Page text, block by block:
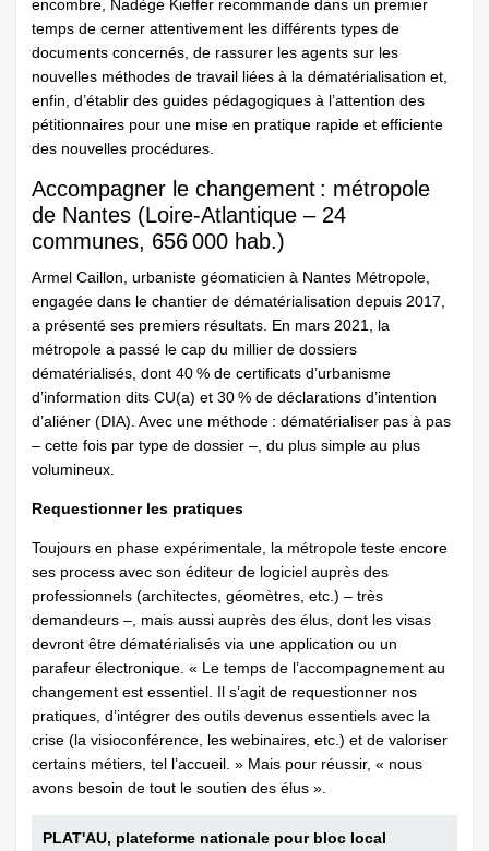
encombre, Nadège Kieffer recommande dans un premier
temps de cerner attentivement les différents types de
documents concernés, de rassurer les agents sur les
nouvelles méthodes de travail liées à la dématérialisation et,
enfin, d’établir des guides pédagogiques à l’attention des
pétitionnaires pour une mise en pratique rapide et efficiente
des nouvelles procédures.
Accompagner le changement : métropole
de Nantes (Loire-Atlantique – 24
communes, 656 000 hab.)
Armel Caillon, urbaniste géomaticien à Nantes Métropole,
engagée dans le chantier de dématérialisation depuis 2017,
a présenté ses premiers résultats. En mars 2021, la
métropole a passé le cap du millier de dossiers
dématérialisés, dont 40 % de certificats d’urbanisme
d’information dits CU(a) et 30 % de déclarations d’intention
d’aliéner (DIA). Avec une méthode : dématérialiser pas à pas
– cette fois par type de dossier –, du plus simple au plus
volumineux.
Requestionner les pratiques
Toujours en phase expérimentale, la métropole teste encore
ses process avec son éditeur de logiciel auprès des
professionnels (architectes, géomètres, etc.) – très
demandeurs –, mais aussi auprès des élus, dont les visas
devront être dématérialisés via une application ou un
parafeur électronique. « Le temps de l’accompagnement au
changement est essentiel. Il s’agit de requestionner nos
pratiques, d’intégrer des outils devenus essentiels avec la
crise (la visioconférence, les webinaires, etc.) et de valoriser
certains métiers, tel l’accueil. » Mais pour réussir, « nous
avons besoin de tout le soutien des élus ».
PLAT'AU, plateforme nationale pour bloc local